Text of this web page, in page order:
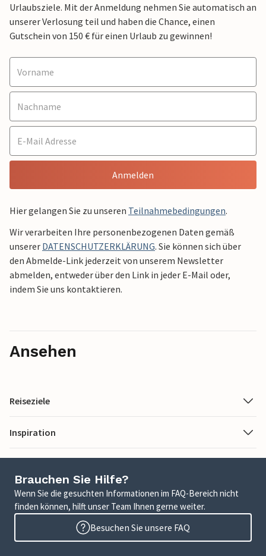
Urlaubsziele. Mit der Anmeldung nehmen Sie automatisch an
unserer Verlosung teil und haben die Chance, einen
Gutschein von 150 € für einen Urlaub zu gewinnen!
Anmelden
Hier gelangen Sie zu unseren Teilnahmebedingungen.
Wir verarbeiten Ihre personenbezogenen Daten gemäß
unserer DATENSCHUTZERKLÄRUNG. Sie können sich über
den Abmelde-Link jederzeit von unserem Newsletter
abmelden, entweder über den Link in jeder E-Mail oder,
indem Sie uns kontaktieren.
Ansehen
Reiseziele
Inspiration
Brauchen Sie Hilfe?
Wenn Sie die gesuchten Informationen im FAQ-Bereich nicht
finden können, hilft unser Team Ihnen gerne weiter.
Besuchen Sie unsere FAQ